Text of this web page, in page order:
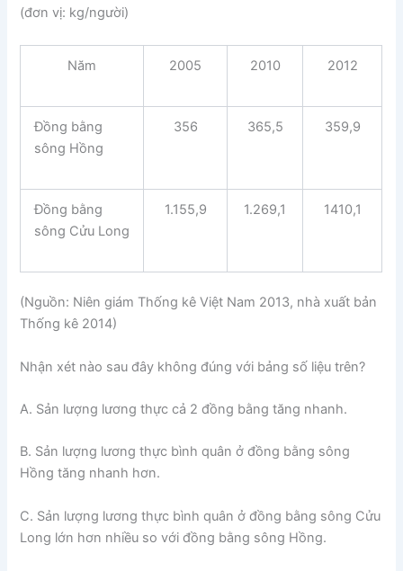
(đơn vị: kg/người)
Năm 2005 2010 2012
Đồng bằng
sông Hồng
356 365,5 359,9
Đồng bằng
sông Cửu Long
1.155,9 1.269,1 1410,1
(Nguồn: Niên giám Thống kê Việt Nam 2013, nhà xuất bản
Thống kê 2014)
Nhận xét nào sau đây không đúng với bảng số liệu trên?
A. Sản lượng lương thực cả 2 đồng bằng tăng nhanh.
B. Sản lượng lương thực bình quân ở đồng bằng sông
Hồng tăng nhanh hơn.
C. Sản lượng lương thực bình quân ở đồng bằng sông Cửu
Long lớn hơn nhiều so với đồng bằng sông Hồng.